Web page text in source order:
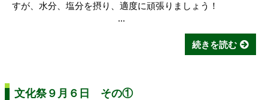
すが、水分、塩分を摂り、適度に頑張りましょう！
...
続きを読む
文化祭９月６日 その①